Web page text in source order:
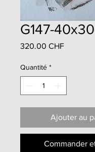
G147-
320.00 CHFPrix
Quantité *
Ajouter au
Commander